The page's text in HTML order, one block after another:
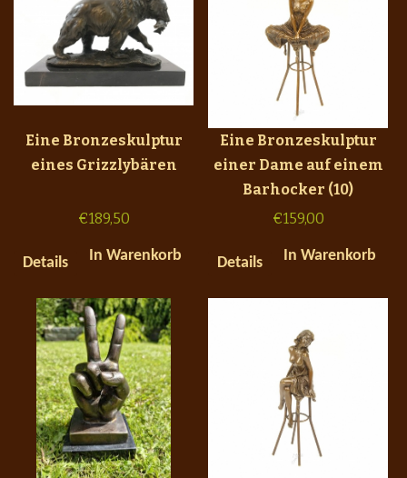
Eine Bronzeskulptur
eines Grizzlybären
€189,50
Details In Warenkorb
Eine Bronzeskulptur
einer Dame auf einem
Barhocker (10)
€159,00
Details In Warenkorb